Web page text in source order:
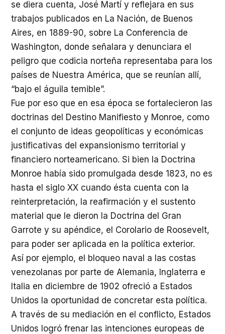
se diera cuenta, José Martí y reflejara en sus
trabajos publicados en La Nación, de Buenos
Aires, en 1889-90, sobre La Conferencia de
Washington, donde señalara y denunciara el
peligro que codicia norteña representaba para los
países de Nuestra América, que se reunían allí,
“bajo el águila temible”.
Fue por eso que en esa época se fortalecieron las
doctrinas del Destino Manifiesto y Monroe, como
el conjunto de ideas geopolíticas y económicas
justificativas del expansionismo territorial y
financiero norteamericano. Si bien la Doctrina
Monroe había sido promulgada desde 1823, no es
hasta el siglo XX cuando ésta cuenta con la
reinterpretación, la reafirmación y el sustento
material que le dieron la Doctrina del Gran
Garrote y su apéndice, el Corolario de Roosevelt,
para poder ser aplicada en la política exterior.
Así por ejemplo, el bloqueo naval a las costas
venezolanas por parte de Alemania, Inglaterra e
Italia en diciembre de 1902 ofreció a Estados
Unidos la oportunidad de concretar esta política.
A través de su mediación en el conflicto, Estados
Unidos logró frenar las intenciones europeas de